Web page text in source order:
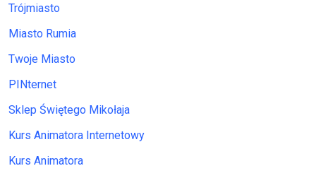
Trójmiasto
Miasto Rumia
Twoje Miasto
PINternet
Sklep Świętego Mikołaja
Kurs Animatora Internetowy
Kurs Animatora